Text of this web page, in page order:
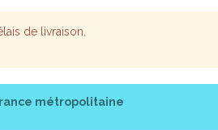
de livraison.
métropolitaine